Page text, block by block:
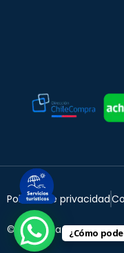
Política de privacidad
© TurisViña. 2026
¿Cómo